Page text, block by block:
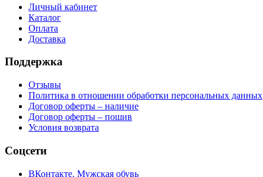
Личный кабинет
Каталог
Оплата
Доставка
Поддержка
Отзывы
Политика в отношении обработки персональных данных
Договор оферты – наличие
Договор оферты – пошив
Условия возврата
Соцсети
ВКонтакте. Мужская обувь